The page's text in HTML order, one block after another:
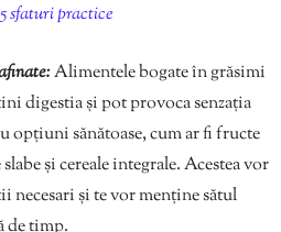
sfaturi practice
Alimentele bogate în grăsimi
digestia și pot provoca senzația
opțiuni sănătoase, cum ar fi fructe
și cereale integrale. Acestea vor
și te vor menține sătul
de timp.